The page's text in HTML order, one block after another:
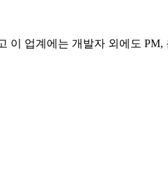
이 업계에는 개발자 외에도